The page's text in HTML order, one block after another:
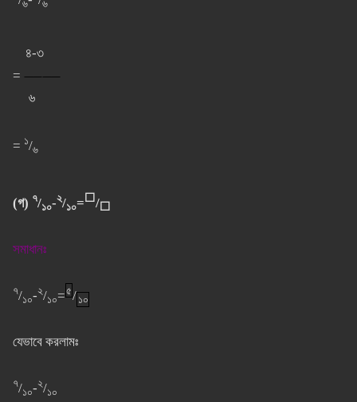
৬ ৬
৪-৩
= ⸺⸺
৬
= ১/৬
(গ) ৭/১০-২/১০=⬜/⬜
সমাধানঃ
৭/১০-২/১০=৫/১০
যেভাবে করলামঃ
৭/১০-২/১০